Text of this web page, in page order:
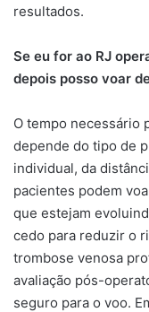
resultados.
Se eu for ao RJ
depois posso voar
O tempo necessário
depende do tipo de
individual, da
pacientes podem
que estejam
cedo para reduzir o
trombose venosa
avaliação pós-
seguro para o voo.